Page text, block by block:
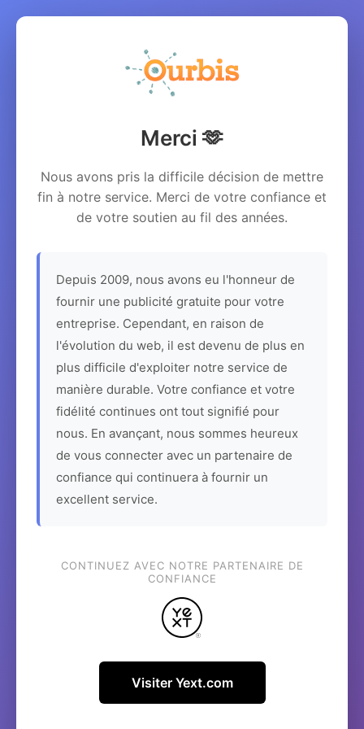
Merci 🫶
Nous avons pris la difficile décision de mettre
fin à notre service. Merci de votre confiance et
de votre soutien au fil des années.
Depuis 2009, nous avons eu l'honneur de
fournir une publicité gratuite pour votre
entreprise. Cependant, en raison de
l'évolution du web, il est devenu de plus en
plus difficile d'exploiter notre service de
manière durable. Votre confiance et votre
fidélité continues ont tout signifié pour
nous. En avançant, nous sommes heureux
de vous connecter avec un partenaire de
confiance qui continuera à fournir un
excellent service.
CONTINUEZ AVEC NOTRE PARTENAIRE DE
CONFIANCE
Visiter Yext.com